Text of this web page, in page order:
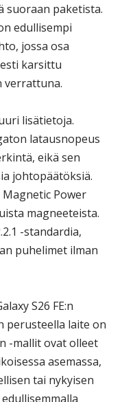
suoraan paketista.
edullisempi
jossa osa
karsittu
verrattuna.
lisätietoja.
latausnopeus
eikä sen
johtopäätöksiä.
Power
magneeteista.
-standardia,
puhelimet ilman
S26 FE:n
perusteella laite on
-mallit ovat olleet
asemassa,
tai nykyisen